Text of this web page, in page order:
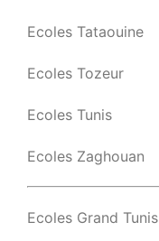
Ecoles Tataouine
Ecoles Tozeur
Ecoles Tunis
Ecoles Zaghouan
Ecoles Grand Tunis